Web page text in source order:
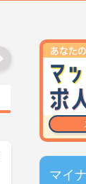
マイ